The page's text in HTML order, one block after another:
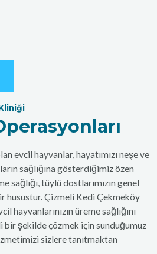
evcil hayvanlar, hayatımızı neşe ve
sağlığına gösterdiğimiz özen
sağlığı, tüylü dostlarımızın genel
husustur. Çizmeli Kedi Çekmeköy
hayvanlarınızın üreme sağlığını
bir şekilde çözmek için sunduğumuz
sizlere tanıtmaktan